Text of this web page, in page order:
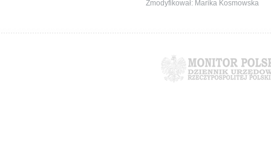
Zmodyfikował: Marika Kosmowska